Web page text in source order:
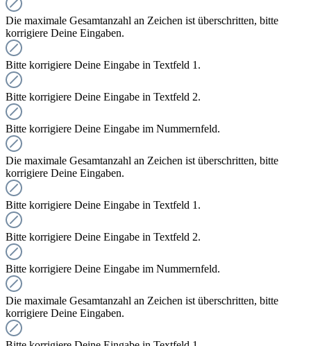
Die maximale Gesamtanzahl an Zeichen ist überschritten, bitte
korrigiere Deine Eingaben.
Bitte korrigiere Deine Eingabe in Textfeld 1.
Bitte korrigiere Deine Eingabe in Textfeld 2.
Bitte korrigiere Deine Eingabe im Nummernfeld.
Die maximale Gesamtanzahl an Zeichen ist überschritten, bitte
korrigiere Deine Eingaben.
Bitte korrigiere Deine Eingabe in Textfeld 1.
Bitte korrigiere Deine Eingabe in Textfeld 2.
Bitte korrigiere Deine Eingabe im Nummernfeld.
Die maximale Gesamtanzahl an Zeichen ist überschritten, bitte
korrigiere Deine Eingaben.